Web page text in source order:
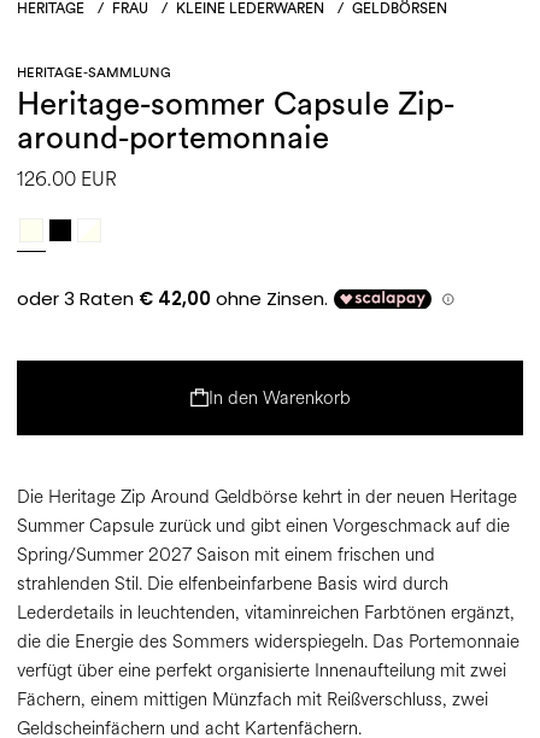
HERITAGE / FRAU / KLEINE LEDERWAREN / GELDBÖRSEN
HERITAGE-SAMMLUNG
Heritage-sommer Capsule Zip-
around-portemonnaie
126.00 EUR
In den Warenkorb
Die Heritage Zip Around Geldbörse kehrt in der neuen Heritage
Summer Capsule zurück und gibt einen Vorgeschmack auf die
Spring/Summer 2027 Saison mit einem frischen und
strahlenden Stil. Die elfenbeinfarbene Basis wird durch
Lederdetails in leuchtenden, vitaminreichen Farbtönen ergänzt,
die die Energie des Sommers widerspiegeln. Das Portemonnaie
verfügt über eine perfekt organisierte Innenaufteilung mit zwei
Fächern, einem mittigen Münzfach mit Reißverschluss, zwei
Geldscheinfächern und acht Kartenfächern.